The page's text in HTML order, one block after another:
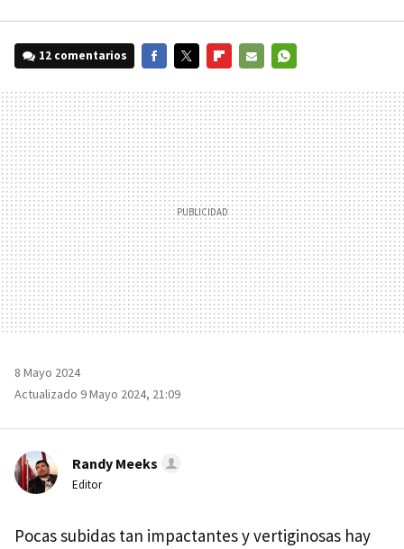
12 comentarios
MAIL
8 Mayo 2024
Actualizado 9 Mayo 2024, 21:09
Randy Meeks
Editor
Pocas subidas tan impactantes y vertiginosas hay